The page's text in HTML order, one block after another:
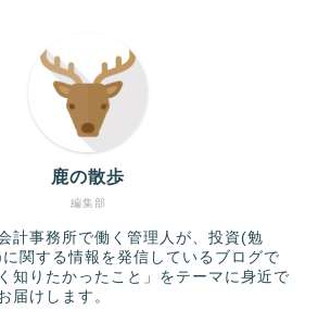
編集部
鹿の散歩
計事務所で働く管理人が、投資(勉
関する情報を発信しているブログで
知りたかったこと」をテーマに身近で
届けします。